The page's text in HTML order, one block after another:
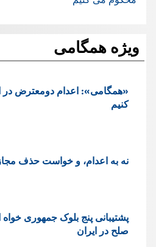
ویژه همگامی
«همگامی»: اعدام دومعترض
کنیم
نه به اعدام، و خواست حذف
پشتيبانی پنج بلوک جمهوری خواه
صلح در ایران